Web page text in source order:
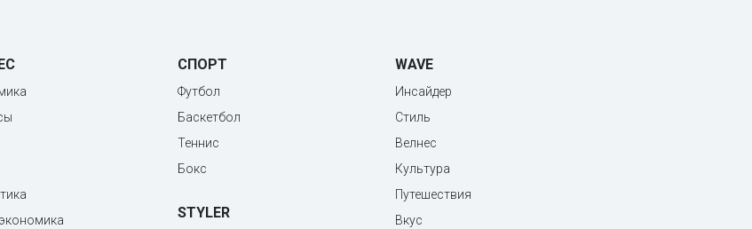
СПОРТ
Футбол
Баскетбол
Теннис
Бокс
STYLER
WAVE
Инсайдер
Стиль
Велнес
Культура
Путешествия
Вкус